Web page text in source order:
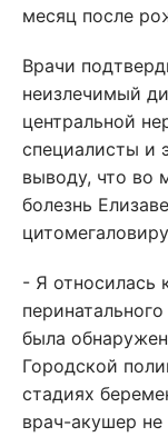
месяц после
Врачи
неизлечимый
центральной
специалисты и
выводу, что во
болезнь
- Я относилась
была
Городской
стадиях
врач-акушер